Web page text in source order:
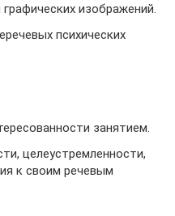
изображений.
психических
занятием.
целеустремленности,
к своим речевым